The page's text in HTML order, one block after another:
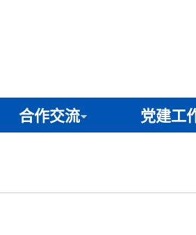
合作交流 党建工